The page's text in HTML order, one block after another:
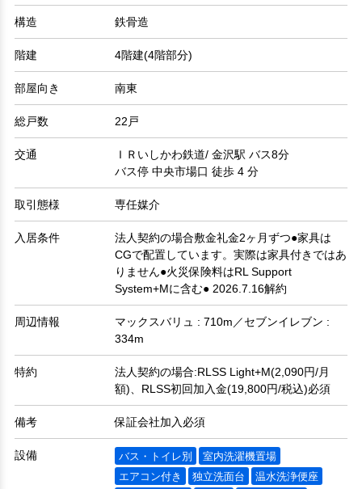
構造 鉄骨造
階建 4階建(4階部分)
部屋向き 南東
総戸数 22戸
交通
ＩＲいしかわ鉄道/ 金沢駅 バス8分
バス停 中央市場口 徒歩 4 分
取引態様 専任媒介
入居条件
法人契約の場合敷金礼金2ヶ月ずつ●家具は
CGで配置しています。実際は家具付きではあ
りません●火災保険料はRL Support
System+Mに含む● 2026.7.16解約
周辺情報
マックスバリュ : 710m／セブンイレブン :
334m
特約
法人契約の場合:RLSS Light+M(2,090円/月
額)、RLSS初回加入金(19,800円/税込)必須
備考 保証会社加入必須
設備 バス・トイレ別
室内洗濯機置場
エアコン付き
独立洗面台
温水洗浄便座